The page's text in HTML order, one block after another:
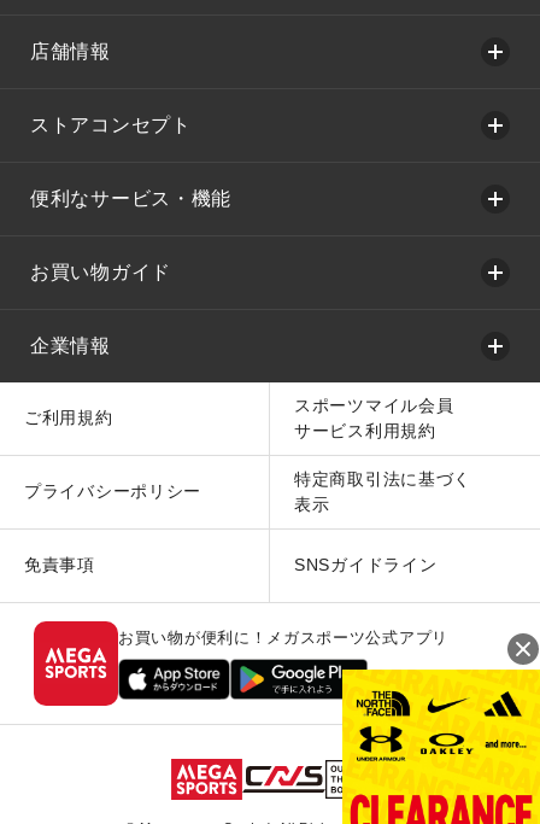
店舗情報
ストアコンセプト
便利なサービス・機能
お買い物ガイド
企業情報
ご利用規約
スポーツマイル会員
サービス利用規約
プライバシーポリシー
特定商取引法に基づく
表示
免責事項 SNSガイドライン
お買い物が便利に！メガスポーツ公式アプリ